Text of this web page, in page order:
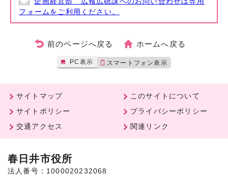
フォームをご利用ください。
前のページへ戻る ホームへ戻る
PC表示 スマートフォン表示
サイトマップ
このサイトについて
サイトポリシー
プライバシーポリシー
交通アクセス
関連リンク
春日井市役所
法人番号：1000020232068